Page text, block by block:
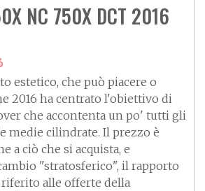
NC 750X DCT 2016
estetico, che può piacere o
2016 ha centrato l'obiettivo di
che accontenta un po' tutti gli
medie cilindrate. Il prezzo è
a ciò che si acquista, e
"stratosferico", il rapporto
alle offerte della